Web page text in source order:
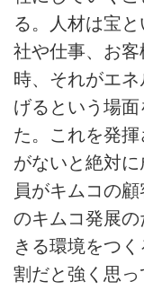
る。人材は宝
社や仕事、お
時、それがエ
げるという場
た。これを発
がないと絶対
員がキムコの
のキムコ発展
きる環境をつ
割だと強く思っ